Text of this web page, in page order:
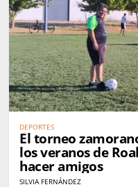
DEPORTES
El torneo
los veranos de
hacer amigos
SILVIA FERNÁNDEZ